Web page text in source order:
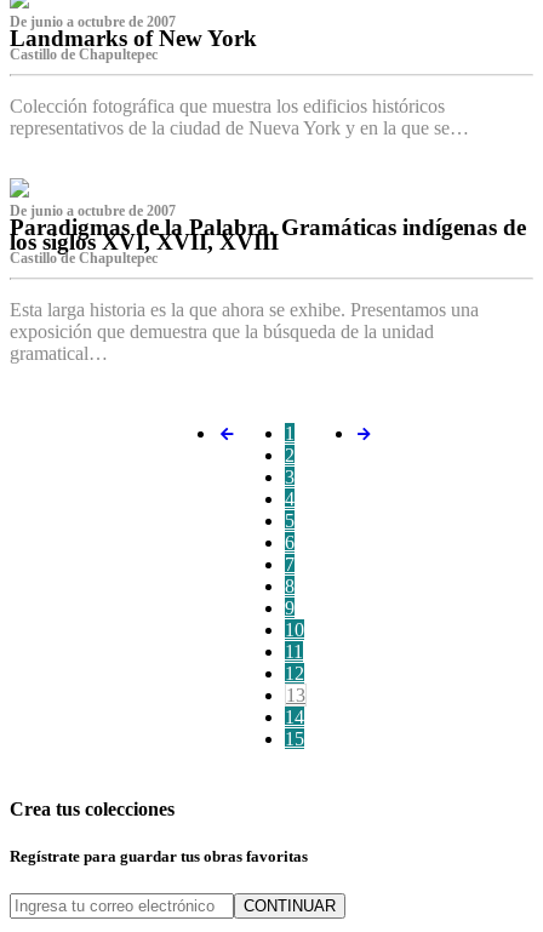
De junio a octubre de 2007
Landmarks of New York
Castillo de Chapultepec
Colección fotográfica que muestra los edificios históricos
representativos de la ciudad de Nueva York y en la que se…
De junio a octubre de 2007
Paradigmas de la Palabra. Gramáticas indígenas de
los siglos XVI, XVII, XVIII
Castillo de Chapultepec
Esta larga historia es la que ahora se exhibe. Presentamos una
exposición que demuestra que la búsqueda de la unidad
gramatical…
1
2
3
4
5
6
7
8
9
10
11
12
13
14
15
Crea tus colecciones
Regístrate para guardar tus obras favoritas
CONTINUAR